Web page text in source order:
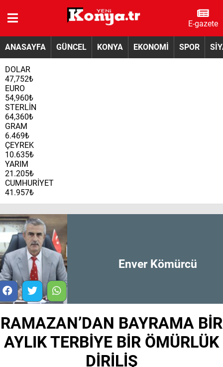
E-gazete
ANASAYFA GÜNCEL KONYA EKONOMİ SPOR
DOLAR
47,752₺
EURO
54,960₺
STERLİN
64,360₺
GRAM
6.469₺
ÇEYREK
10.635₺
YARIM
21.205₺
CUMHURİYET
41.957₺
Enver Kömürcü
RAMAZAN’DAN BAYRAMA BİR
AYLIK TERBİYE BİR ÖMÜRLÜK
DİRİLİŞ